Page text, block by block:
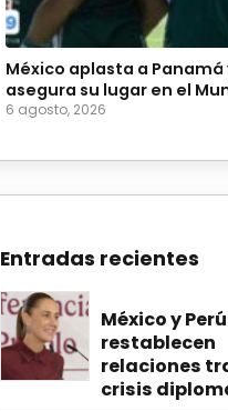
México aplasta a Panamá
asegura su lugar en el
Sub-20 de 2027
6 agosto, 2026
Entradas recientes
México y Perú
restablecen
relaciones
crisis